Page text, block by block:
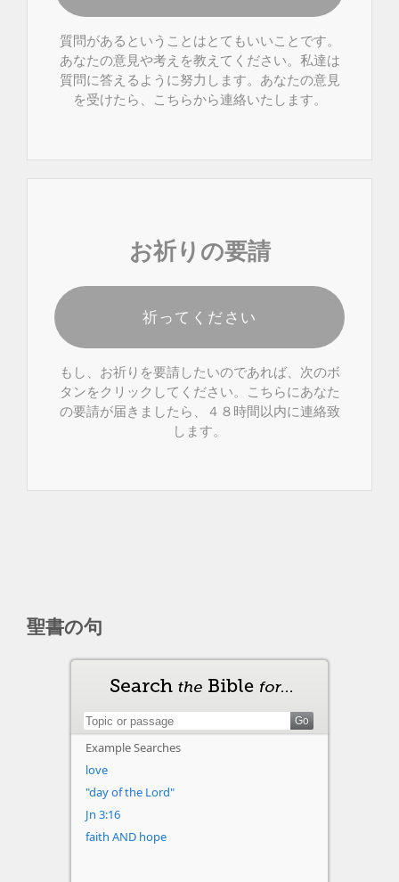
質問があるということはとてもいいことです。
あなたの意見や考えを教えてください。私達は
質問に答えるように努力します。あなたの意見
を受けたら、こちらから連絡いたします。
お祈りの要請
祈ってください
もし、お祈りを要請したいのであれば、次のボ
タンをクリックしてください。こちらにあなた
の要請が届きましたら、４８時間以内に連絡致
します。
聖書の句